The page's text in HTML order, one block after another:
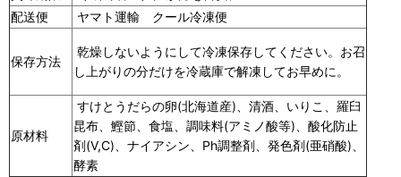
配送便
ヤマト運輸 クール冷凍便
保存方法
乾燥しないようにして冷凍保存してください。お召
し上がりの分だけを冷蔵庫で解凍してお早めに。
原材料
すけとうだらの卵(北海道産)、清酒、いりこ、羅臼
昆布、鰹節、食塩、調味料(アミノ酸等)、酸化防止
剤(V,C)、ナイアシン、Ph調整剤、発色剤(亜硝酸)、
酵素